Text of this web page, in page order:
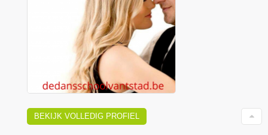
BEKIJK VOLLEDIG PROFIEL